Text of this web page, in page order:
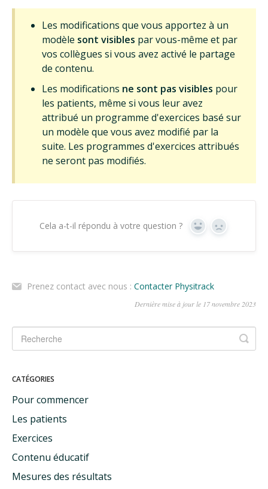
Les modifications que vous apportez à un
modèle sont visibles par vous-même et par
vos collègues si vous avez activé le partage
de contenu.
Les modifications ne sont pas visibles pour
les patients, même si vous leur avez
attribué un programme d'exercices basé sur
un modèle que vous avez modifié par la
suite. Les programmes d'exercices attribués
ne seront pas modifiés.
Cela a-t-il répondu à votre question ? Oui Non
Prenez contact avec nous : Contacter Physitrack
Dernière mise à jour le 17 novembre 2023
CATÉGORIES
Pour commencer
Les patients
Exercices
Contenu éducatif
Mesures des résultats